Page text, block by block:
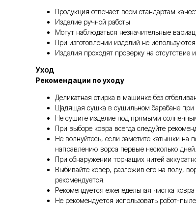
Продукция отвечает всем стандартам
Изделие ручной работы
Могут наблюдаться незначительные
При изготовлении изделий не
Изделия проходят проверку на отсутствие
Уход
Рекомендации по уходу
Деликатная стирка в машинке без
Щадящая сушка в сушильном барабане при
Не сушите изделие под прямыми
При выборе ковра всегда следуйте
Не волнуйтесь, если заметите катышки на
направлению ворса первые несколько
При обнаружении торчащих нитей
Выбивайте ковер, разложив его на полу,
рекомендуется.
Рекомендуется еженедельная чистка
Не рекомендуется использовать робот-